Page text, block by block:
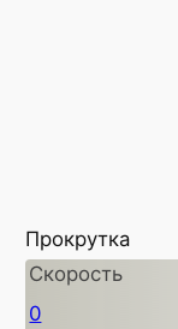
Прокрутка
Скорость
0